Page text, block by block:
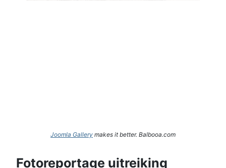
Joomla Gallery makes it better. Balbooa.com
Fotoreportage uitreiking